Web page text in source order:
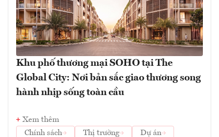
Khu phố thương mại SOHO tại The
Global City: Nơi bản sắc giao thương song
hành nhịp sống toàn cầu
Xem thêm
Chính sách
Thị trường
Dự án